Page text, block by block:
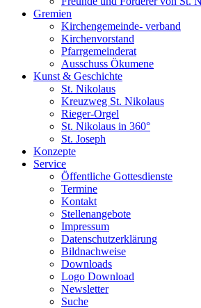
Gremien
Kirchengemeinde- verband
Kirchenvorstand
Pfarrgemeinderat
Ausschuss Ökumene
Kunst & Geschichte
St. Nikolaus
Kreuzweg St. Nikolaus
Rieger-Orgel
St. Nikolaus in 360°
St. Joseph
Konzepte
Service
Öffentliche Gottesdienste
Termine
Kontakt
Stellenangebote
Impressum
Datenschutzerklärung
Bildnachweise
Downloads
Logo Download
Newsletter
Suche